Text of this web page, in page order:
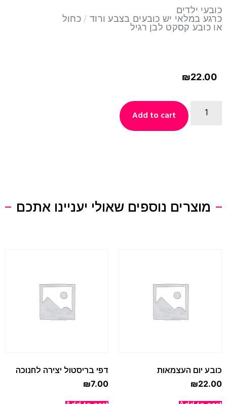
כובעי ילדים
כרגע במלאי יש כובעים בצבע ורוד / כחול
או כובע קסקט לבן רגיל
₪22.00
Add to cart
מוצרים נוספים שאולי יעניינו אתכם
כובע יום העצמאות
₪22.00
דפי בריסטול יצירה לחנוכה
₪7.00